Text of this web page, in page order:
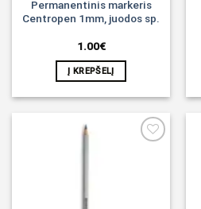
Permanentinis markeris
Centropen 1mm, juodos sp.
1.00€
Į KREPŠELĮ